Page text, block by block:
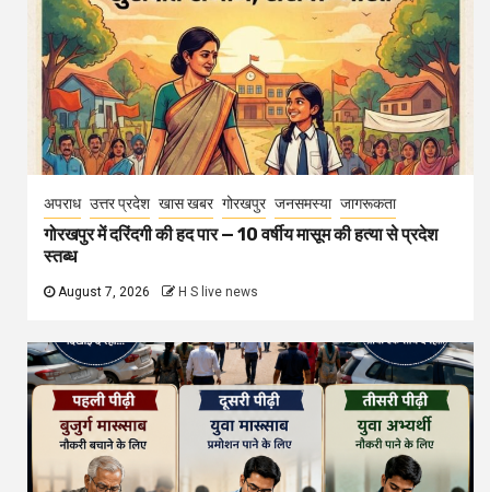
अपराध उत्तर प्रदेश खास खबर गोरखपुर जनसमस्या जागरूकता
गोरखपुर में दरिंदगी की हद पार — 10 वर्षीय मासूम की हत्या से प्रदेश
स्तब्ध
August 7, 2026 H S live news